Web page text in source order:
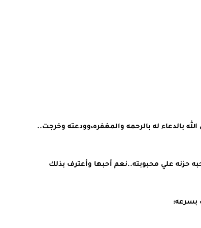
بالدعاء له بالرحمه والمغفره،وودعته وخرجت..
حزنه علي محبوبته..نعم أحبها وأعترف بذلك
بسرعه: